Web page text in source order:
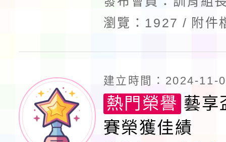
瀏覽：1927
附件
建立時間：2024-11-
熱門榮譽 藝享
賽榮獲佳績